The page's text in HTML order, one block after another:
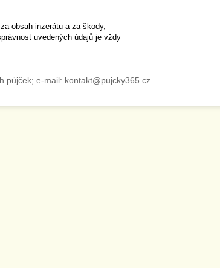
obsah inzerátu a za škody,
uvedených údajů je vždy
půjček; e-mail: kontakt@pujcky365.cz